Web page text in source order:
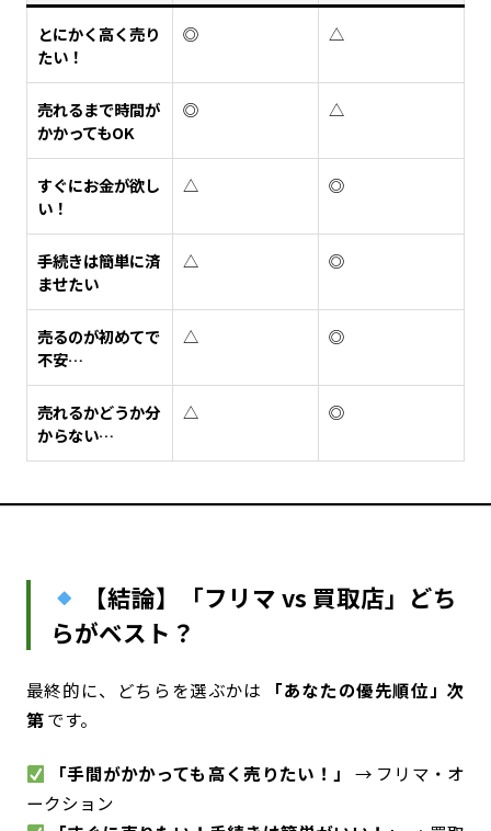
とにかく高く売り
たい！
◎ △
売れるまで時間が
かかってもOK
◎ △
すぐにお金が欲し
い！
△ ◎
手続きは簡単に済
ませたい
△ ◎
売るのが初めてで
不安…
△ ◎
売れるかどうか分
からない…
△ ◎
【結論】「フリマ vs 買取店」どち
らがベスト？
最終的に、どちらを選ぶかは
「あなたの優先順位」次
第です。
「手間がかかっても高く売りたい！」
→ フリマ・オ
ークション